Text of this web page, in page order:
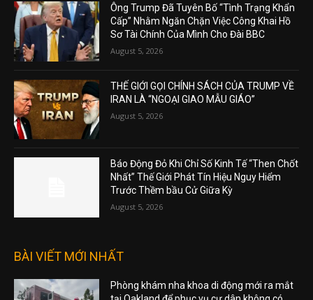
Ông Trump Đã Tuyên Bố “Tình Trạng Khẩn
Cấp” Nhằm Ngăn Chặn Việc Công Khai Hồ
Sơ Tài Chính Của Mình Cho Đài BBC
August 5, 2026
THẾ GIỚI GỌI CHÍNH SÁCH CỦA TRUMP VỀ
IRAN LÀ “NGOẠI GIAO MẪU GIÁO”
August 5, 2026
Báo Động Đỏ Khi Chỉ Số Kinh Tế “Then Chốt
Nhất” Thế Giới Phát Tín Hiệu Nguy Hiểm
Trước Thềm bầu Cử Giữa Kỳ
August 5, 2026
BÀI VIẾT MỚI NHẤT
Phòng khám nha khoa di động mới ra mắt